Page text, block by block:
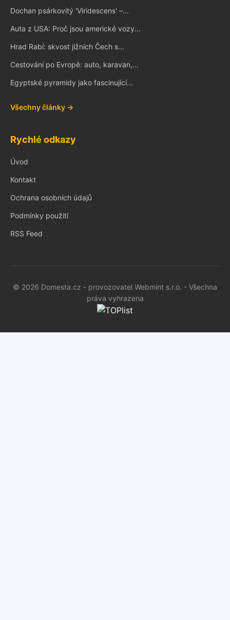
Dochan psárkovitý 'Viridescens' –...
Auta z USA: Proč jsou americké vozy...
Hrad Rabí: skvost jižních Čech s...
Cestování po Evropě: auto, karavan,...
Egyptské pyramidy jako fascinující...
Všechny články →
Rychlé odkazy
Úvod
Kontakt
Ochrana osobních údajů
Podmínky použití
RSS Feed
© 2026 Domesta.cz - provozovatel Webmint s.r.o. - Všechna
práva vyhrazena